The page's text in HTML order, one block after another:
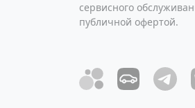
сервисного
публичной офертой.